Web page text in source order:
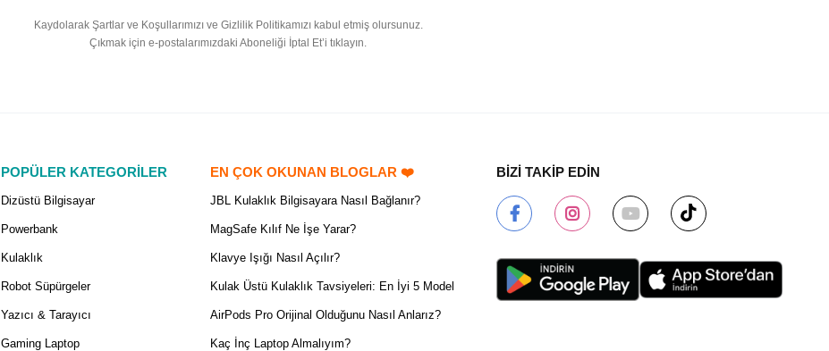
Kaydolarak Şartlar ve Koşullarımızı ve Gizlilik Politikamızı kabul etmiş olursunuz.
Çıkmak için e-postalarımızdaki Aboneliği İptal Et’i tıklayın.
POPÜLER KATEGORİLER
Dizüstü Bilgisayar
Powerbank
Kulaklık
Robot Süpürgeler
Yazıcı & Tarayıcı
Gaming Laptop
EN ÇOK OKUNAN BLOGLAR ❤️
JBL Kulaklık Bilgisayara Nasıl Bağlanır?
MagSafe Kılıf Ne İşe Yarar?
Klavye Işığı Nasıl Açılır?
Kulak Üstü Kulaklık Tavsiyeleri: En İyi 5 Model
AirPods Pro Orijinal Olduğunu Nasıl Anlarız?
Kaç İnç Laptop Almalıyım?
BİZİ TAKİP EDİN